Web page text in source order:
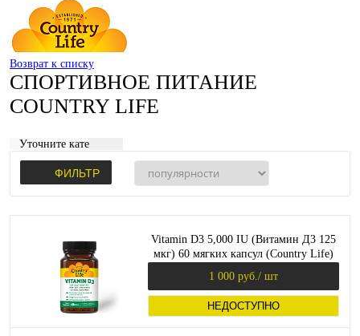
Возврат к списку
СПОРТИВНОЕ ПИТАНИЕ
COUNTRY LIFE
Уточните категорию:
ФИЛЬТР
Vitamin D3 5,000 IU (Витамин Д3 125
мкг) 60 мягких капсул (Country Life)
1 000 руб. / шт
НЕДОСТУПНО